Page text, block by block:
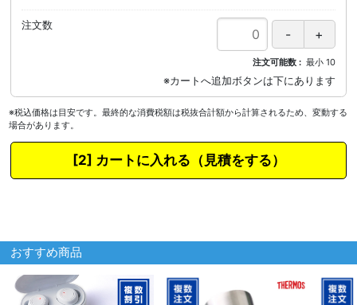
注文数
注文可能数 最小 10
※税込価格は目安です。最終的な消費税額は税抜合計額から計算されるため、変動する
場合があります。
カートに入れる
おすすめ商品